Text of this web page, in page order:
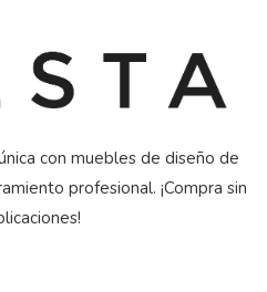
con muebles de diseño de
profesional. ¡Compra sin